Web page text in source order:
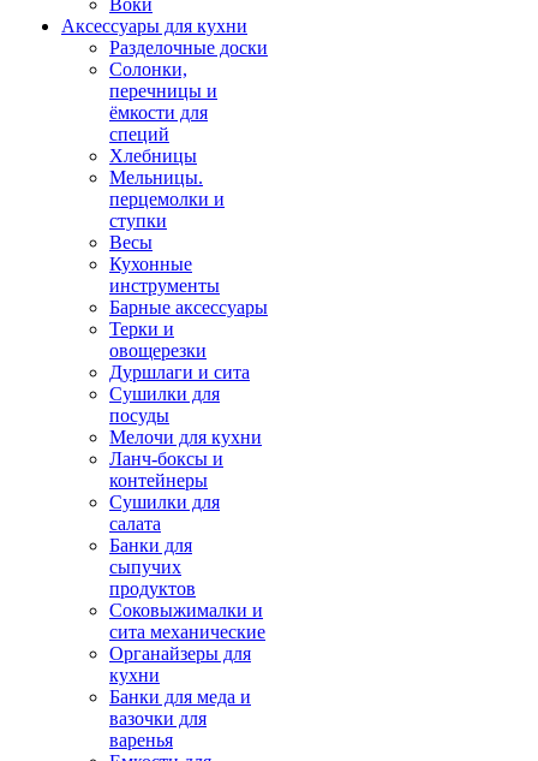
Воки
Аксессуары для кухни
Разделочные доски
Солонки,
перечницы и
ёмкости для
специй
Хлебницы
Мельницы.
перцемолки и
ступки
Весы
Кухонные
инструменты
Барные аксессуары
Терки и
овощерезки
Дуршлаги и сита
Сушилки для
посуды
Мелочи для кухни
Ланч-боксы и
контейнеры
Сушилки для
салата
Банки для
сыпучих
продуктов
Соковыжималки и
сита механические
Органайзеры для
кухни
Банки для меда и
вазочки для
варенья